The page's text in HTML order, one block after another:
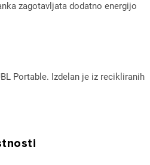
zagotavljata dodatno energijo
Portable. Izdelan je iz recikliranih